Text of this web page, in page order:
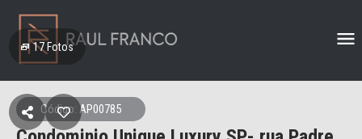
17Fotos
Código: AP00785